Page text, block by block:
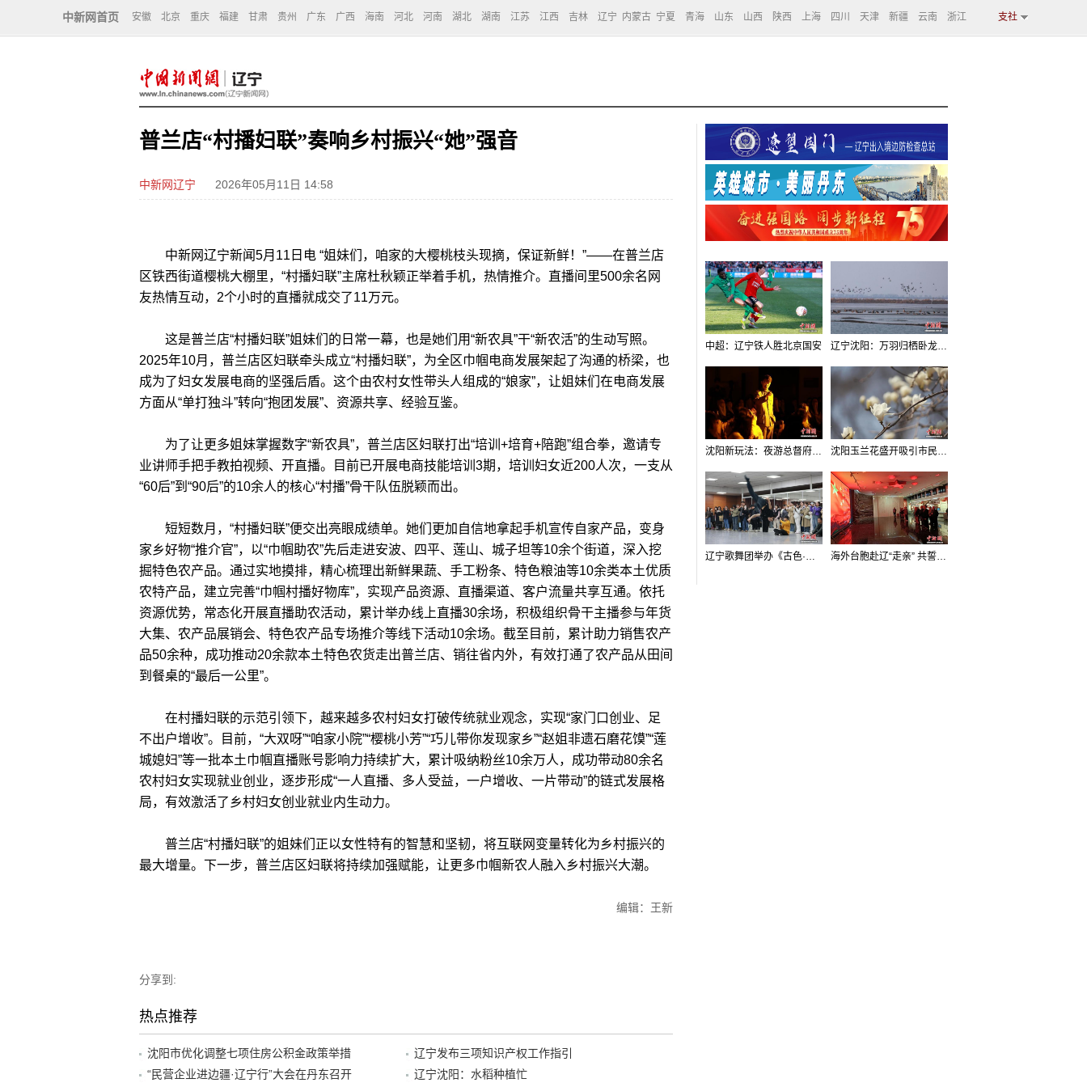
中新网首页 安徽 北京 重庆 福建 甘肃 贵州 广东 广西 海南 河北 河南 湖北 湖南 江苏 江西 吉林 辽宁 内蒙古 宁夏 青海 山东 山西 陕西 上海 四川 天津 新疆 云南 浙江 支社
普兰店“村播妇联”奏响乡村振兴“她”强音
中新网辽宁 2026年05月11日 14:58
中新网辽宁新闻5月11日电 “姐妹们，咱家的大樱桃枝头现摘，保证新鲜！”——在普兰店
区铁西街道樱桃大棚里，“村播妇联”主席杜秋颖正举着手机，热情推介。直播间里500余名网
友热情互动，2个小时的直播就成交了11万元。
这是普兰店“村播妇联”姐妹们的日常一幕，也是她们用“新农具”干“新农活”的生动写照。
2025年10月，普兰店区妇联牵头成立“村播妇联”，为全区巾帼电商发展架起了沟通的桥梁，也
成为了妇女发展电商的坚强后盾。这个由农村女性带头人组成的“娘家”，让姐妹们在电商发展
方面从“单打独斗”转向“抱团发展”、资源共享、经验互鉴。
为了让更多姐妹掌握数字“新农具”，普兰店区妇联打出“培训+培育+陪跑”组合拳，邀请专
业讲师手把手教拍视频、开直播。目前已开展电商技能培训3期，培训妇女近200人次，一支从
“60后”到“90后”的10余人的核心“村播”骨干队伍脱颖而出。
短短数月，“村播妇联”便交出亮眼成绩单。她们更加自信地拿起手机宣传自家产品，变身
家乡好物“推介官”，以“巾帼助农”先后走进安波、四平、莲山、城子坦等10余个街道，深入挖
掘特色农产品。通过实地摸排，精心梳理出新鲜果蔬、手工粉条、特色粮油等10余类本土优质
农特产品，建立完善“巾帼村播好物库”，实现产品资源、直播渠道、客户流量共享互通。依托
资源优势，常态化开展直播助农活动，累计举办线上直播30余场，积极组织骨干主播参与年货
大集、农产品展销会、特色农产品专场推介等线下活动10余场。截至目前，累计助力销售农产
品50余种，成功推动20余款本土特色农货走出普兰店、销往省内外，有效打通了农产品从田间
到餐桌的“最后一公里”。
在村播妇联的示范引领下，越来越多农村妇女打破传统就业观念，实现“家门口创业、足
不出户增收”。目前，“大双呀”“咱家小院”“樱桃小芳”“巧儿带你发现家乡”“赵姐非遗石磨花馍”“莲
城媳妇”等一批本土巾帼直播账号影响力持续扩大，累计吸纳粉丝10余万人，成功带动80余名
农村妇女实现就业创业，逐步形成“一人直播、多人受益，一户增收、一片带动”的链式发展格
局，有效激活了乡村妇女创业就业内生动力。
普兰店“村播妇联”的姐妹们正以女性特有的智慧和坚韧，将互联网变量转化为乡村振兴的
最大增量。下一步，普兰店区妇联将持续加强赋能，让更多巾帼新农人融入乡村振兴大潮。
编辑：王新
分享到:
热点推荐
沈阳市优化调整七项住房公积金政策举措
辽宁发布三项知识产权工作指引
“民营企业进边疆·辽宁行”大会在丹东召开
辽宁沈阳：水稻种植忙
中超：辽宁铁人胜北京国安 辽宁沈阳：万羽归栖卧龙湖看群鸟齐飞
沈阳新玩法：夜游总督府，当一回“赴宴者” 沈阳玉兰花盛开吸引市民打卡
辽宁歌舞团举办《古色·国宝辽宁》排练开放日活动 海外台胞赴辽“走亲” 共誓“和平初心”